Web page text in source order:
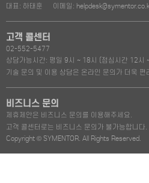
대표: 하태훈
이메일:
고객 콜센터
02-552-5477
상담가능시간: 평일 9시 ~ 18시 (점심시간 12시
기술 문의 및 이용 상담은 온라인 문의가 더욱 편
비즈니스 문의
제휴제안은 비즈니스 문의를 이용해주세요.
고객 콜센터로는 비즈니스 문의가 불가능합니다.
Copyright © SYMENTOR. All Rights Reserved.